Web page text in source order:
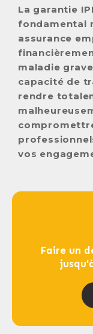
La garantie
fondamental
assurance
maladie
capacité de
rendre
vos
Faire un